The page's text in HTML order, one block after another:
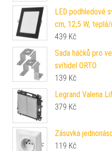
LED podhledové
cm, 12,5 W,
439 Kč
Sada háčků pro
svítidel ORTO
139 Kč
Legrand Valena
379 Kč
Zásuvka
119 Kč